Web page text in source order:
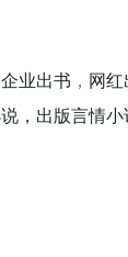
企业出书 ， 网红
，出版言情